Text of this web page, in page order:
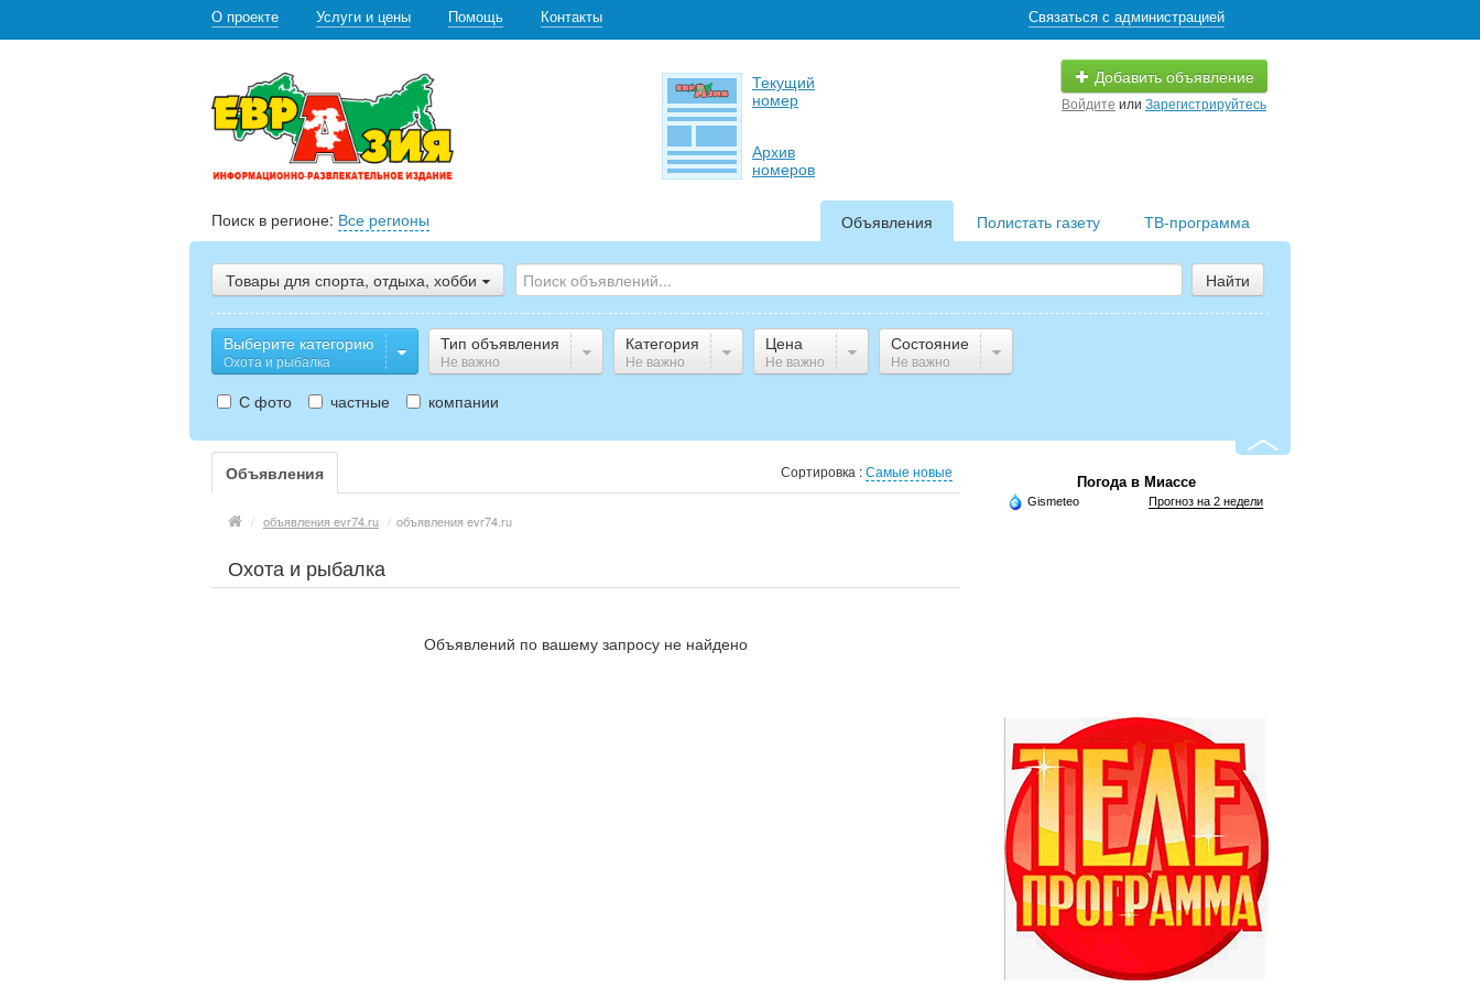
О проекте Услуги и цены Помощь Контакты Связаться с администрацией
Текущий
номер
Архив
номеров
Добавить объявление
Войдите или Зарегистрируйтесь
Поиск в регионе: Все регионы ТВ-программа
Полистать газету
Объявления
Товары для спорта, отдыха, хобби Найти
Выберите категорию
Охота и рыбалка
Тип объявления
Не важно
Категория
Не важно
Цена
Не важно
Состояние
Не важно
С фото частные компании
Объявления Сортировка :Самые новые
/ объявления evr74.ru / объявления evr74.ru
Охота и рыбалка
Объявлений по вашему запросу не найдено
Погода в Миассе
Gismeteo Прогноз на 2 недели